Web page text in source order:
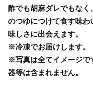
酢でも胡麻ダレでもな
のつゆにつけて食す味
味しさに出会えます。
※冷凍でお届けします。
※写真は全てイメージで
器等は含まれません。